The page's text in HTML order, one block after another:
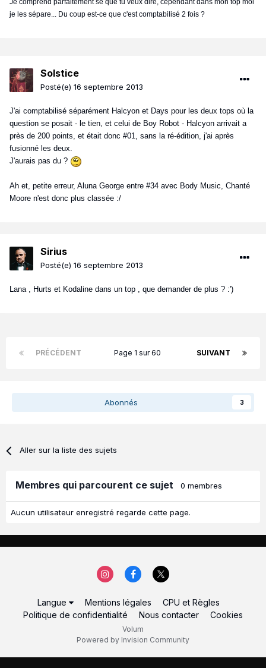
Je comprend parfaitement se que tu veux dire, cependant dans mon top moi
je les sépare... Du coup est-ce que c'est comptabilisé 2 fois ?
Solstice
Posté(e) 16 septembre 2013
J'ai comptabilisé séparément Halcyon et Days pour les deux tops où la
question se posait - le tien, et celui de Boy Robot - Halcyon arrivait a
près de 200 points, et était donc #01, sans la ré-édition, j'ai après
fusionné les deux.
J'aurais pas du ?
Ah et, petite erreur, Aluna George entre #34 avec Body Music, Chanté
Moore n'est donc plus classée :/
Sirius
Posté(e) 16 septembre 2013
Lana , Hurts et Kodaline dans un top , que demander de plus ? :')
PRÉCÉDENT SUIVANT
Page 1 sur 60
Abonnés 3
Aller sur la liste des sujets
Membres qui parcourent ce sujet 0 membres
Aucun utilisateur enregistré regarde cette page.
Langue Mentions légales
CPU et Règles
Politique de confidentialité
Nous contacter Cookies
Volum
Powered by Invision Community